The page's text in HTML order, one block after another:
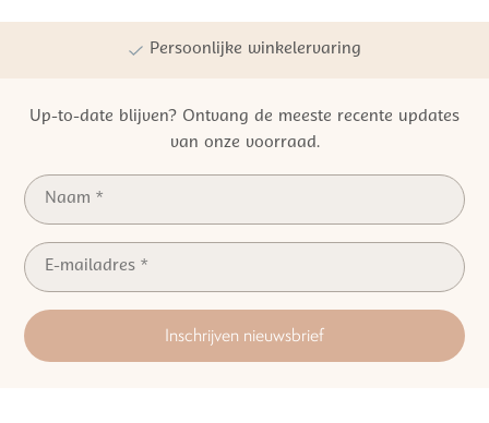
Persoonlijke winkelervaring
Kwaliteit | Veiligheid | Duurzaamheid
Up-to-date blijven? Ontvang de meeste recente updates
van onze voorraad.
Inschrijven nieuwsbrief